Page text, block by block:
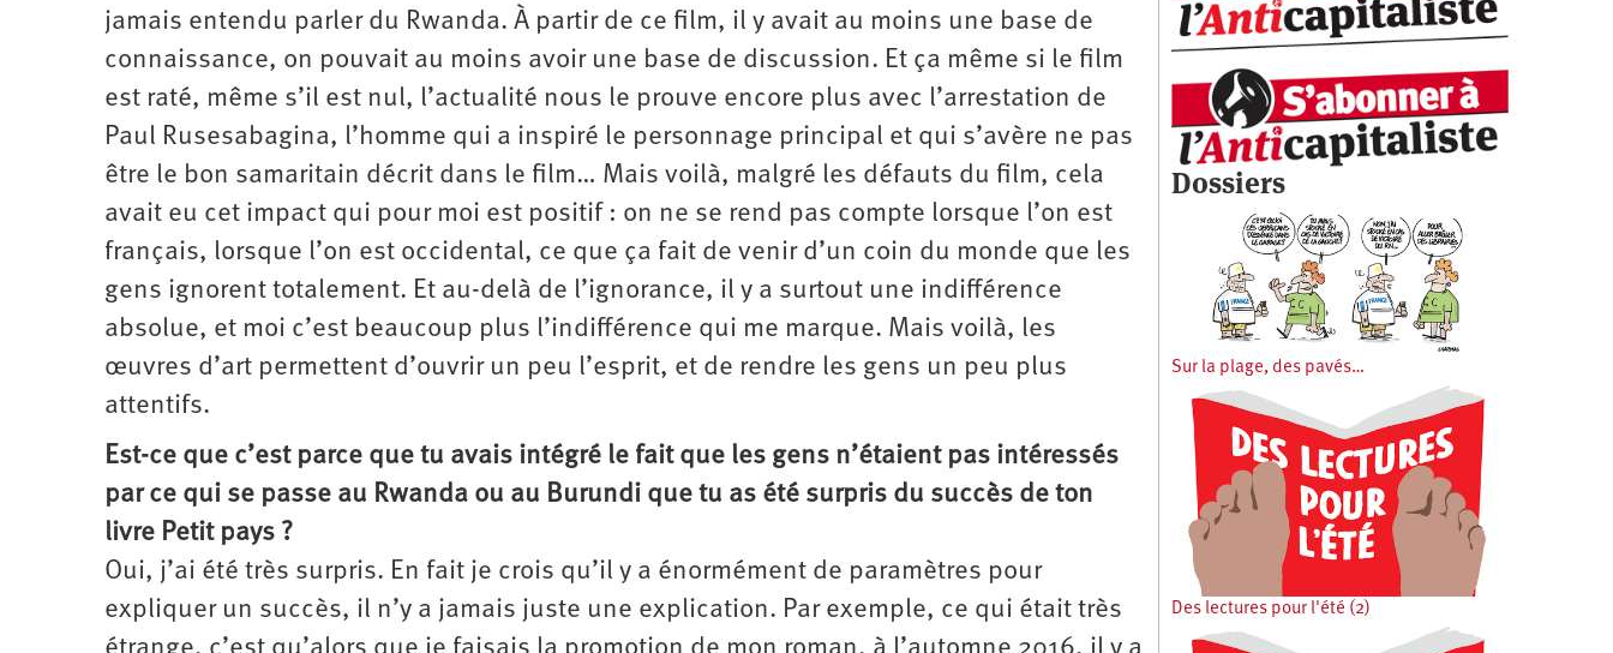
jamais entendu parler du Rwanda. À partir de ce film, il y avait au moins une base de
connaissance, on pouvait au moins avoir une base de discussion. Et ça même si le film
est raté, même s’il est nul, l’actualité nous le prouve encore plus avec l’arrestation de
Paul Rusesabagina, l’homme qui a inspiré le personnage principal et qui s’avère ne pas
être le bon samaritain décrit dans le film… Mais voilà, malgré les défauts du film, cela
avait eu cet impact qui pour moi est positif : on ne se rend pas compte lorsque l’on est
français, lorsque l’on est occidental, ce que ça fait de venir d’un coin du monde que les
gens ignorent totalement. Et au-delà de l’ignorance, il y a surtout une indifférence
absolue, et moi c’est beaucoup plus l’indifférence qui me marque. Mais voilà, les
œuvres d’art permettent d’ouvrir un peu l’esprit, et de rendre les gens un peu plus
attentifs.
Est-ce que c’est parce que tu avais intégré le fait que les gens n’étaient pas intéressés
par ce qui se passe au Rwanda ou au Burundi que tu as été surpris du succès de ton
livre Petit pays ?
Oui, j’ai été très surpris. En fait je crois qu’il y a énormément de paramètres pour
expliquer un succès, il n’y a jamais juste une explication. Par exemple, ce qui était très
Dossiers
Sur la plage, des pavés…
Des lectures pour l'été (2)